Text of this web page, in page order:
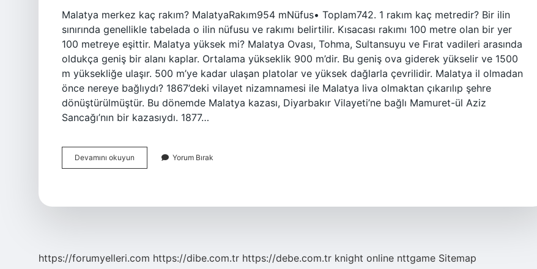
Malatya merkez kaç rakım? MalatyaRakım954 mNüfus• Toplam742. 1 rakım kaç metredir? Bir ilin
sınırında genellikle tabelada o ilin nüfusu ve rakımı belirtilir. Kısacası rakımı 100 metre olan bir yer
100 metreye eşittir. Malatya yüksek mi? Malatya Ovası, Tohma, Sultansuyu ve Fırat vadileri arasında
oldukça geniş bir alanı kaplar. Ortalama yükseklik 900 m’dir. Bu geniş ova giderek yükselir ve 1500
m yüksekliğe ulaşır. 500 m’ye kadar ulaşan platolar ve yüksek dağlarla çevrilidir. Malatya il olmadan
önce nereye bağlıydı? 1867’deki vilayet nizamnamesi ile Malatya liva olmaktan çıkarılıp şehre
dönüştürülmüştür. Bu dönemde Malatya kazası, Diyarbakır Vilayeti’ne bağlı Mamuret-ül Aziz
Sancağı’nın bir kazasıydı. 1877…
Devamını okuyun Malatya
Rakım
Yorum Bırak
https://forumyelleri.com https://dibe.com.tr https://debe.com.tr knight online nttgame Sitemap